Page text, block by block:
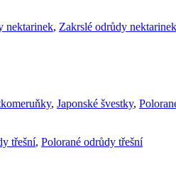
nektarinek, Zakrslé odrůdy nektarinek
, Japonské švestky,
třešní, Polorané odrůdy třešní